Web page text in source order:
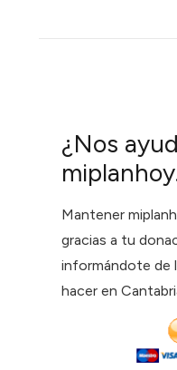
¿Nos
Mantener
gracias a tu
informándote de
hacer en